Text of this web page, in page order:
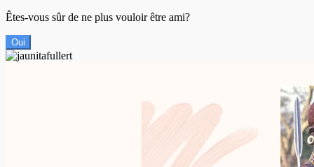
Êtes-vous sûr de ne plus vouloir être ami?
Oui